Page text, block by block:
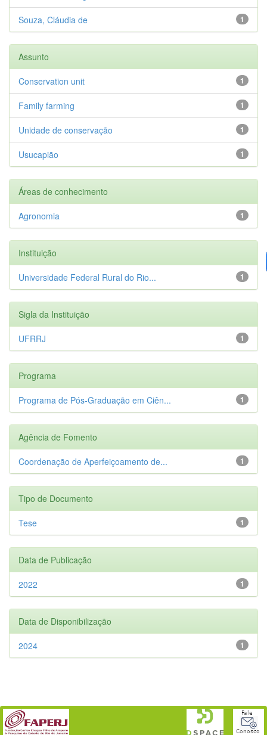
1
Souza, Cláudia de
Assunto
1
Conservation unit
1
Family farming
1
Unidade de conservação
1
Usucapião
Áreas de conhecimento
1
Agronomia
Instituição
1
Universidade Federal Rural do Rio...
Sigla da Instituição
1
UFRRJ
Programa
1
Programa de Pós-Graduação em Ciên...
Agência de Fomento
1
Coordenação de Aperfeiçoamento de...
Tipo de Documento
1
Tese
Data de Publicação
1
2022
Data de Disponibilização
1
2024